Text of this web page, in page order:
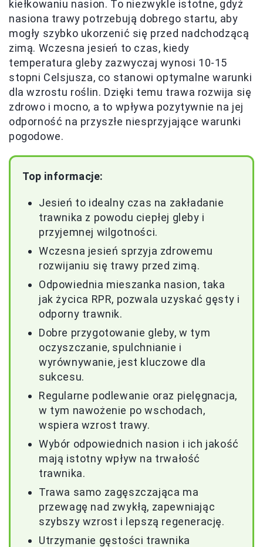
kiełkowaniu nasion. To niezwykle istotne, gdyż
nasiona trawy potrzebują dobrego startu, aby
mogły szybko ukorzenić się przed nadchodzącą
zimą. Wczesna jesień to czas, kiedy
temperatura gleby zazwyczaj wynosi 10-15
stopni Celsjusza, co stanowi optymalne warunki
dla wzrostu roślin. Dzięki temu trawa rozwija się
zdrowo i mocno, a to wpływa pozytywnie na jej
odporność na przyszłe niesprzyjające warunki
pogodowe.
Top informacje:
Jesień to idealny czas na zakładanie
trawnika z powodu ciepłej gleby i
przyjemnej wilgotności.
Wczesna jesień sprzyja zdrowemu
rozwijaniu się trawy przed zimą.
Odpowiednia mieszanka nasion, taka
jak życica RPR, pozwala uzyskać gęsty i
odporny trawnik.
Dobre przygotowanie gleby, w tym
oczyszczanie, spulchnianie i
wyrównywanie, jest kluczowe dla
sukcesu.
Regularne podlewanie oraz pielęgnacja,
w tym nawożenie po wschodach,
wspiera wzrost trawy.
Wybór odpowiednich nasion i ich jakość
mają istotny wpływ na trwałość
trawnika.
Trawa samo zagęszczająca ma
przewagę nad zwykłą, zapewniając
szybszy wzrost i lepszą regenerację.
Utrzymanie gęstości trawnika